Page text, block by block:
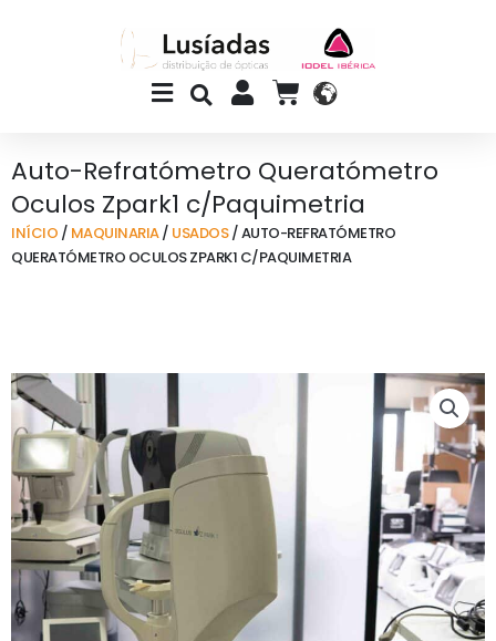
Main
Menu
CART
Auto-Refratómetro Queratómetro
Oculos Zpark1 c/Paquimetria
INÍCIO / MAQUINARIA/ USADOS/ AUTO-REFRATÓMETRO
QUERATÓMETRO OCULOS ZPARK1 C/PAQUIMETRIA